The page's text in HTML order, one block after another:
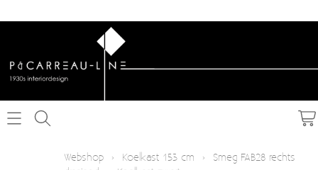
Webshop › Koelkast 153 cm ›
Smeg FAB28 rechts